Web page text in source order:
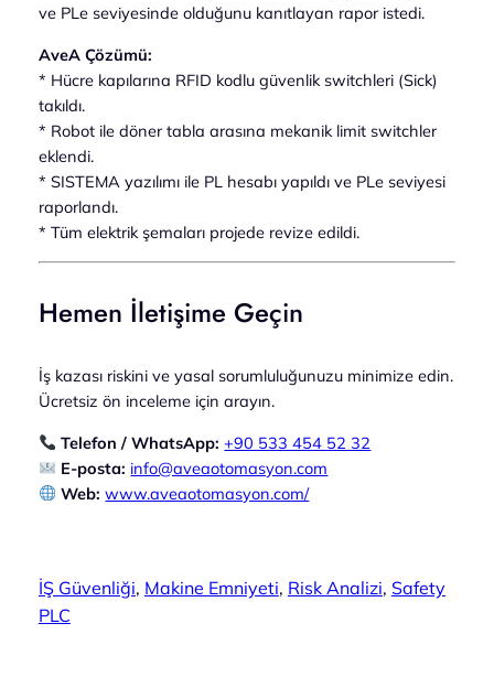
ve PLe seviyesinde olduğunu kanıtlayan rapor istedi.
AveA Çözümü:
* Hücre kapılarına RFID kodlu güvenlik switchleri (Sick)
takıldı.
* Robot ile döner tabla arasına mekanik limit switchler
eklendi.
* SISTEMA yazılımı ile PL hesabı yapıldı ve PLe seviyesi
raporlandı.
* Tüm elektrik şemaları projede revize edildi.
Hemen İletişime Geçin
İş kazası riskini ve yasal sorumluluğunuzu minimize edin.
Ücretsiz ön inceleme için arayın.
Telefon / WhatsApp: +90 533 454 52 32
E-posta: info@aveaotomasyon.com
Web: www.aveaotomasyon.com/
İŞ Güvenliği, Makine Emniyeti, Risk Analizi, Safety
PLC